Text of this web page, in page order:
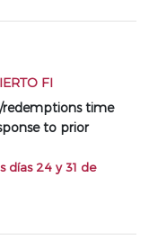
FI
redemptions time
to prior
días 24 y 31 de